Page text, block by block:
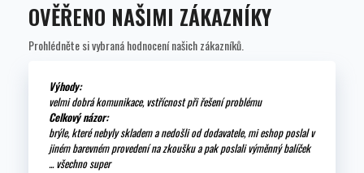
OVĚŘENO NAŠIMI ZÁKAZNÍKY
Prohlédněte si vybraná hodnocení našich zákazníků.
Výhody:
velmi dobrá komunikace, vstřícnost při řešení problému
Celkový názor:
brýle, které nebyly skladem a nedošli od dodavatele, mi eshop poslal v
jiném barevném provedení na zkoušku a pak poslali výměnný balíček
... všechno super